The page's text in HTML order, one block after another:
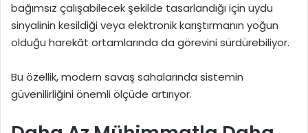
bağımsız çalışabilecek şekilde tasarlandığı için uydu
sinyalinin kesildiği veya elektronik karıştırmanın yoğun
olduğu harekât ortamlarında da görevini sürdürebiliyor.
Bu özellik, modern savaş sahalarında sistemin
güvenilirliğini önemli ölçüde artırıyor.